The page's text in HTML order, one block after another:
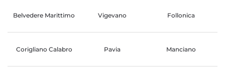
Belvedere Marittimo Vigevano Follonica
Corigliano Calabro Pavia Manciano